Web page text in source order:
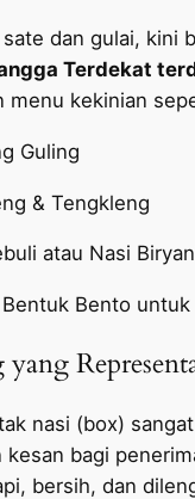
dan gulai, kini
Terdekat
menu kekinian
Guling
& Tengkleng
atau Nasi
Bento untuk
yang
nasi (box) sangat
kesan bagi
bersih, dan